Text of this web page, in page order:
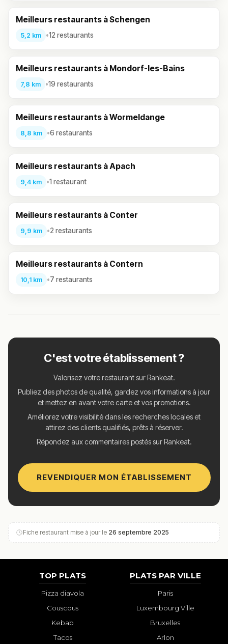
Meilleurs restaurants à Schengen
5,2 km •12 restaurants
Meilleurs restaurants à Mondorf-les-Bains
7,8 km •19 restaurants
Meilleurs restaurants à Wormeldange
8,8 km •6 restaurants
Meilleurs restaurants à Apach
9,4 km •1 restaurant
Meilleurs restaurants à Conter
9,9 km •2 restaurants
Meilleurs restaurants à Contern
10,1 km •7 restaurants
C'est votre établissement ?
Valorisez votre restaurant sur Rankeat.
Publiez des photos de qualité, gardez vos informations à jour
et mettez en avant votre carte et vos promotions.
Améliorez votre visibilité dans les recherches locales et
attirez des clients qualifiés, prêts à réserver.
Répondez aux commentaires postés sur Rankeat.
REVENDIQUER MON ÉTABLISSEMENT
Fiche restaurant mise à jour le 26 septembre 2025
TOP PLATS
Pizza diavola
Couscous
Kebab
Tacos
PLATS PAR VILLE
Paris
Luxembourg Ville
Bruxelles
Arlon